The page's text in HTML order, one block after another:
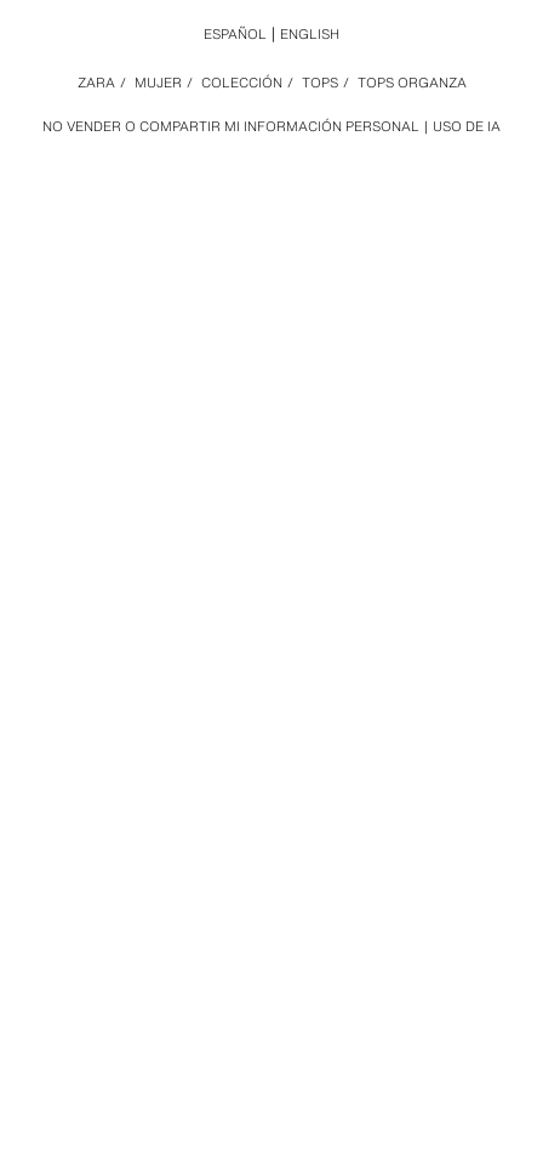
NO VENDER O COMPARTIR MI INFORMACIÓN PERSONAL USO DE IA
ZARA / MUJER / COLECCIÓN / TOPS / TOPS ORGANZA
ESPAÑOL ENGLISH